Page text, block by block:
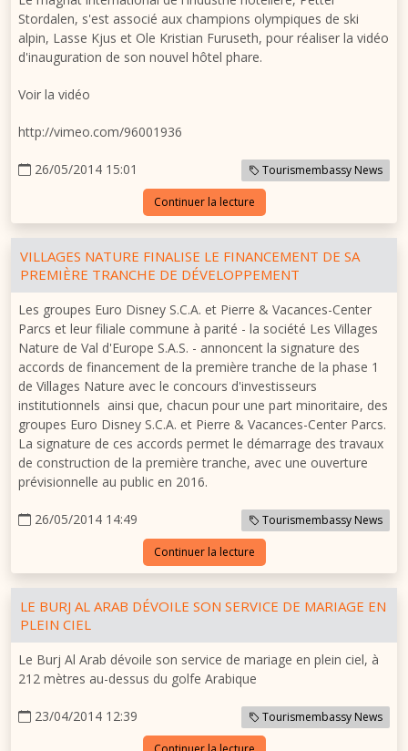
Stordalen, s'est associé aux champions olympiques de ski
alpin, Lasse Kjus et Ole Kristian Furuseth, pour réaliser la vidéo
d'inauguration de son nouvel hôtel phare.
Voir la vidéo
http://vimeo.com/96001936
26/05/2014 15:01 Tourismembassy News
Continuer la lecture
VILLAGES NATURE FINALISE LE FINANCEMENT DE SA
PREMIÈRE TRANCHE DE DÉVELOPPEMENT
Les groupes Euro Disney S.C.A. et Pierre & Vacances-Center
Parcs et leur filiale commune à parité - la société Les Villages
Nature de Val d'Europe S.A.S. - annoncent la signature des
accords de financement de la première tranche de la phase 1
de Villages Nature avec le concours d'investisseurs
institutionnels ainsi que, chacun pour une part minoritaire, des
groupes Euro Disney S.C.A. et Pierre & Vacances-Center Parcs.
La signature de ces accords permet le démarrage des travaux
de construction de la première tranche, avec une ouverture
prévisionnelle au public en 2016.
26/05/2014 14:49 Tourismembassy News
Continuer la lecture
LE BURJ AL ARAB DÉVOILE SON SERVICE DE MARIAGE EN
PLEIN CIEL
Le Burj Al Arab dévoile son service de mariage en plein ciel, à
212 mètres au-dessus du golfe Arabique
23/04/2014 12:39 Tourismembassy News